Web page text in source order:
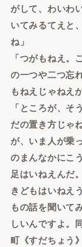
がして、わいわ
いてみるてえと
ね」
「つがもねえ
の一つや二つ忘
もねえじゃねえ
「ところが、
だの置き方じゃ
が、いま人が乗
のまんなかにこ
足はいねえんだ
きどもはいねえ
もの話を聞いて
しいんですよ。
町《すだちょう